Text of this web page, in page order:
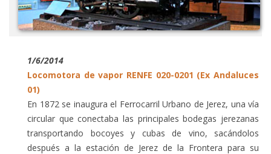
1/6/2014
Locomotora de vapor RENFE 020-0201 (Ex Andaluces
01)
En 1872 se inaugura el Ferrocarril Urbano de Jerez, una vía
circular que conectaba las principales bodegas jerezanas
transportando bocoyes y cubas de vino, sacándolos
después a la estación de Jerez de la Frontera para su